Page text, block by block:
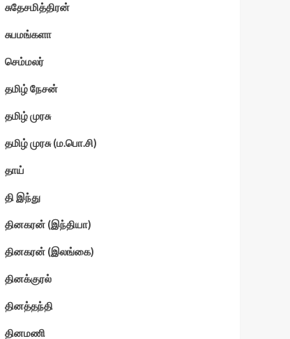
சுதேசமித்திரன்
சுபமங்களா
செம்மலர்
தமிழ் நேசன்
தமிழ் முரசு
தமிழ் முரசு (ம.பொ.சி)
தாய்
தி இந்து
தினகரன் (இந்தியா)
தினகரன் (இலங்கை)
தினக்குரல்
தினத்தந்தி
தினமணி